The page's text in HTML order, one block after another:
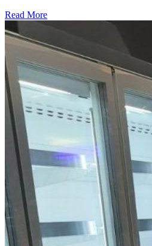
Read More